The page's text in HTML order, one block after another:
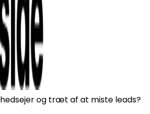
og træt af at miste leads?